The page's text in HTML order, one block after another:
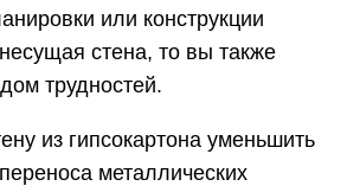
или конструкции
стена, то вы также
трудностей.
из гипсокартона уменьшить
металлических